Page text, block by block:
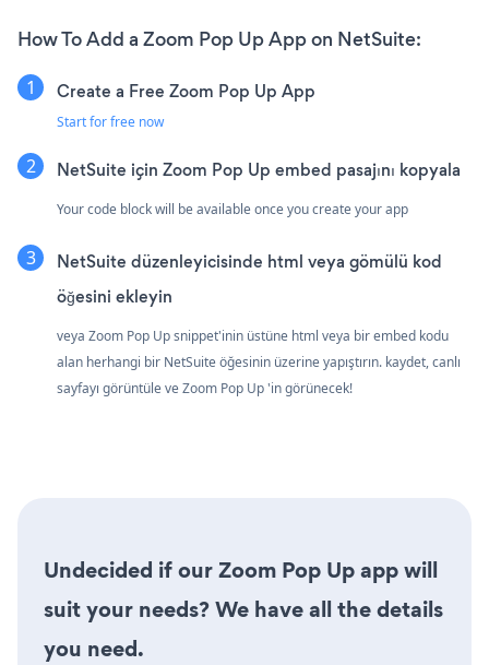
How To Add a Zoom Pop Up App on NetSuite:
Create a Free Zoom Pop Up App
Start for free now
NetSuite için Zoom Pop Up embed pasajını kopyala
Your code block will be available once you create your app
NetSuite düzenleyicisinde html veya gömülü kod
öğesini ekleyin
veya Zoom Pop Up snippet'inin üstüne html veya bir embed kodu
alan herhangi bir NetSuite öğesinin üzerine yapıştırın. kaydet, canlı
sayfayı görüntüle ve Zoom Pop Up 'in görünecek!
Undecided if our Zoom Pop Up app will
suit your needs? We have all the details
you need.